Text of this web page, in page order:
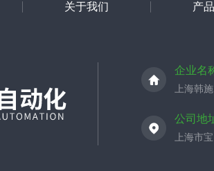
关于我们 产
企业名
上海韩
公司地
上海市